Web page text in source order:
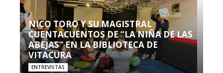
NICO TORO Y SU MAGISTRAL
CUENTACUENTOS DE “LA NIÑA DE LAS
ABEJAS” EN LA BIBLIOTECA DE
VITACURA
ENTREVISTAS